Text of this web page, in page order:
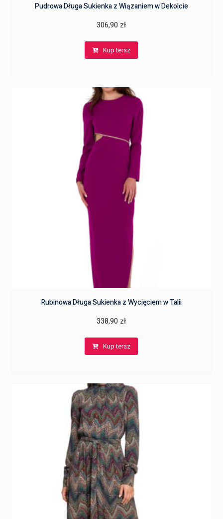
Pudrowa Długa Sukienka z Wiązaniem w Dekolcie
306,90 zł
Kup teraz
Rubinowa Długa Sukienka z Wycięciem w Talii
338,90 zł
Kup teraz